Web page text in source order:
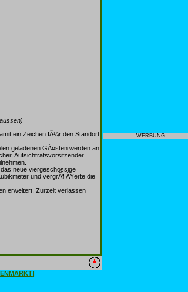
ein Zeichen fÃ¼r den Standort
geladenen GÃ¤sten werden an
Aufsichtratsvorsitzender
neue viergeschossige
und vergrÃ¶ÃŸerte die
erweitert. Zurzeit verlassen
WERBUNG